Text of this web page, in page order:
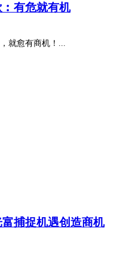
有危就有机
就愈有商机！...
富捕捉机遇创造商机